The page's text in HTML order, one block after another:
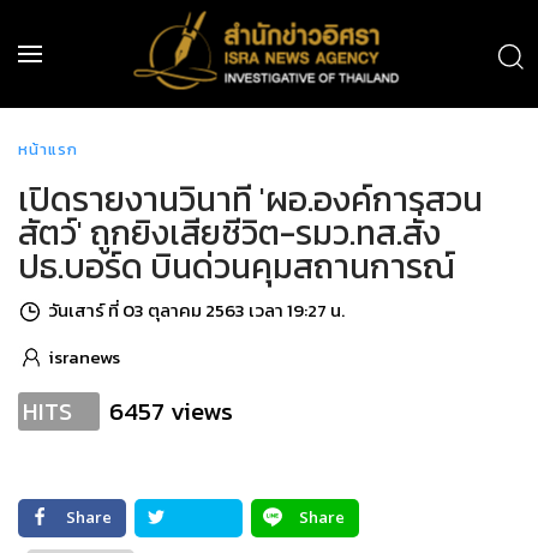
หน้าแรก
เปิดรายงานวินาที 'ผอ.องค์การสวน
สัตว์' ถูกยิงเสียชีวิต-รมว.ทส.สั่ง
ปธ.บอร์ด บินด่วนคุมสถานการณ์
วันเสาร์ ที่ 03 ตุลาคม 2563 เวลา 19:27 น.
isranews
HITS 6457 views
Share
Share